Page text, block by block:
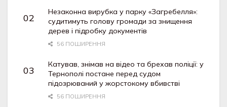
Незаконна вирубка у парку «Загребелля»:
судитимуть голову громади за знищення
дерев і підробку документів
56 ПОШИРЕННЯ
Катував, знімав на відео та брехав поліції: у
Тернополі постане перед судом
підозрюваний у жорстокому вбивстві
56 ПОШИРЕННЯ